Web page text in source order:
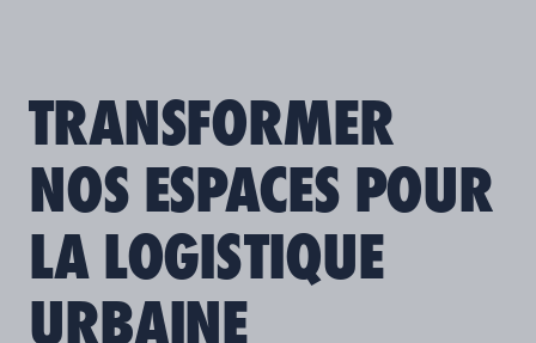
TRANSFORMER
NOS ESPACES POUR
LA LOGISTIQUE
URBAINE